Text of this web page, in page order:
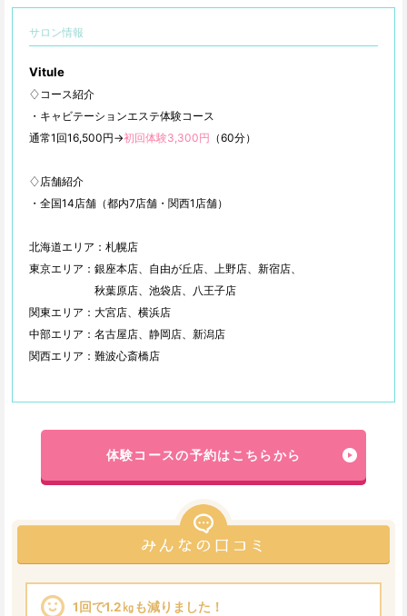
サロン情報
Vitule
♢コース紹介
・キャビテーションエステ体験コース
通常1回16,500円→初回体験3,300円 （60分）
♢店舗紹介
・全国14店舗（都内7店舗・関西1店舗）
北海道エリア：札幌店
東京エリア：銀座本店、自由が丘店、上野店、新宿店、
秋葉原店、池袋店、八王子店
関東エリア：大宮店、横浜店
中部エリア：名古屋店、静岡店、新潟店
関西エリア：難波心斎橋店
体験コースの予約はこちらから
1回で1.2㎏も減りました！